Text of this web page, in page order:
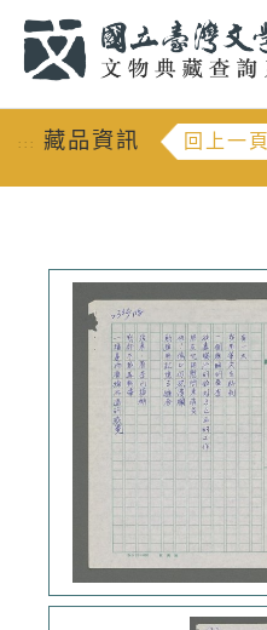
::: 藏品資訊 回上一頁